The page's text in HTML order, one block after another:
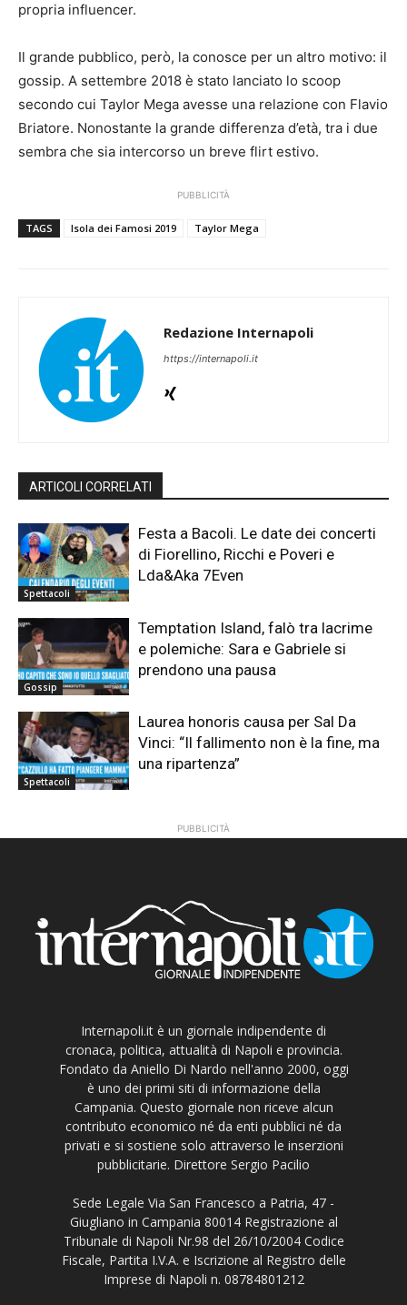
propria influencer.
Il grande pubblico, però, la conosce per un altro motivo: il
gossip. A settembre 2018 è stato lanciato lo scoop
secondo cui Taylor Mega avesse una relazione con Flavio
Briatore. Nonostante la grande differenza d’età, tra i due
sembra che sia intercorso un breve flirt estivo.
PUBBLICITÀ
TAGS Isola dei Famosi 2019 Taylor Mega
Redazione Internapoli
https://internapoli.it
ARTICOLI CORRELATI
Spettacoli
Festa a Bacoli. Le date dei concerti
di Fiorellino, Ricchi e Poveri e
Lda&Aka 7Even
Gossip
Temptation Island, falò tra lacrime
e polemiche: Sara e Gabriele si
prendono una pausa
Spettacoli
Laurea honoris causa per Sal Da
Vinci: “Il fallimento non è la fine, ma
una ripartenza”
PUBBLICITÀ
Internapoli.it è un giornale indipendente di
cronaca, politica, attualità di Napoli e provincia.
Fondato da Aniello Di Nardo nell'anno 2000, oggi
è uno dei primi siti di informazione della
Campania. Questo giornale non riceve alcun
contributo economico né da enti pubblici né da
privati e si sostiene solo attraverso le inserzioni
pubblicitarie. Direttore Sergio Pacilio
Sede Legale Via San Francesco a Patria, 47 -
Giugliano in Campania 80014 Registrazione al
Tribunale di Napoli Nr.98 del 26/10/2004 Codice
Fiscale, Partita I.V.A. e Iscrizione al Registro delle
Imprese di Napoli n. 08784801212